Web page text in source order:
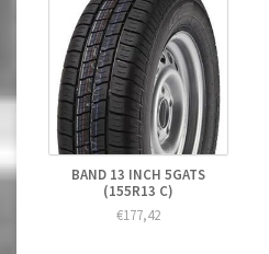
BAND 13 INCH 5GATS
(155R13 C)
€177,42